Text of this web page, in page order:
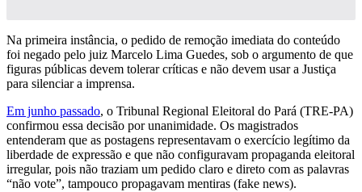
Na primeira instância, o pedido de remoção imediata do conteúdo
foi negado pelo juiz Marcelo Lima Guedes, sob o argumento de que
figuras públicas devem tolerar críticas e não devem usar a Justiça
para silenciar a imprensa.
Em junho passado, o Tribunal Regional Eleitoral do Pará (TRE-PA)
confirmou essa decisão por unanimidade. Os magistrados
entenderam que as postagens representavam o exercício legítimo da
liberdade de expressão e que não configuravam propaganda eleitoral
irregular, pois não traziam um pedido claro e direto com as palavras
“não vote”, tampouco propagavam mentiras (fake news).